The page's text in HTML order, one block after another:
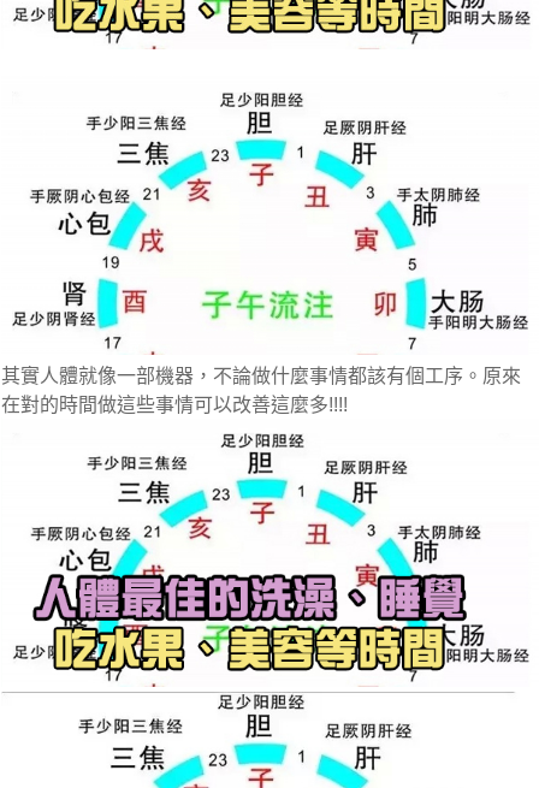
其實人體就像一部機器，不論做什麼事情都該有個工序。原來
在對的時間做這些事情可以改善這麼多!!!!